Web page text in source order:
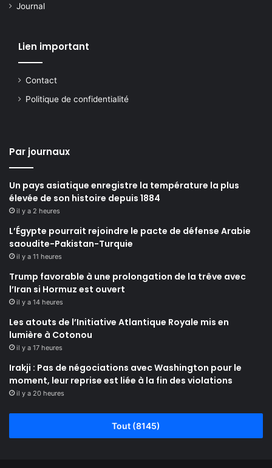
Journal
Lien important
Contact
Politique de confidentialité
Par journaux
Un pays asiatique enregistre la température la plus
élevée de son histoire depuis 1884
il y a 2 heures
L’Égypte pourrait rejoindre le pacte de défense Arabie
saoudite-Pakistan-Turquie
il y a 11 heures
Trump favorable à une prolongation de la trêve avec
l’Iran si Hormuz est ouvert
il y a 14 heures
Les atouts de l’Initiative Atlantique Royale mis en
lumière à Cotonou
il y a 17 heures
Irakji : Pas de négociations avec Washington pour le
moment, leur reprise est liée à la fin des violations
il y a 20 heures
Tout (8145)